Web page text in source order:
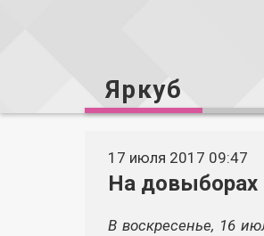
Яркуб
17 июля 2017 09:47
На
В воскресенье, 16